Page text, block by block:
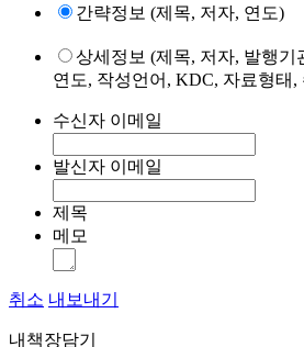
간략정보 (제목, 저자, 연도)
상세정보 (제목, 저자, 발행기
연도, 작성언어, KDC, 자료형태
수신자 이메일
발신자 이메일
제목
메모
취소 내보내기
내책장담기